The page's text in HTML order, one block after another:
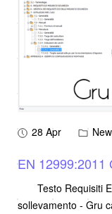
28 Apr
EN 12999:2011
Testo Requisiti
sollevamento - Gru